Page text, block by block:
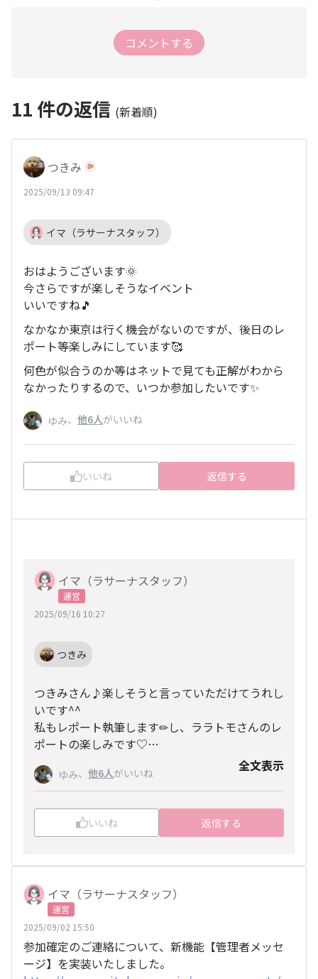
コメントする
11 件の返信 (新着順)
つきみ
2025/09/13 09:47
イマ（ラサーナスタッフ）
おはようございます🌞
今さらですが楽しそうなイベント
いいですね🎵
なかなか東京は行く機会がないのですが、後日のレ
ポート等楽しみにしています🥰
何色が似合うのか等はネットで見ても正解がわから
なかったりするので、いつか参加したいです✨
ゆみ、 他6人がいいね
いいね 返信する
イマ（ラサーナスタッフ）
運営
2025/09/16 10:27
つきみ
つきみさん♪楽しそうと言っていただけてうれし
いです^^
私もレポート執筆します✏し、ララトモさんのレ
ポートの楽しみです♡
今回はララミーツ第一弾ということで東京開催で
すが、いろいろなところで開催したいな～と思っ
ております✨
ゆみ、 他6人がいいね 全文表示
いいね 返信する
イマ（ラサーナスタッフ）
運営
2025/09/02 15:50
参加確定のご連絡について、新機能【管理者メッセ
ージ】を実装いたしました。